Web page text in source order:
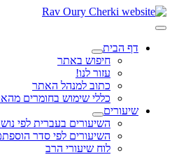
דף הבית
חיפוש באתר
עזור לנו!
כתוב למנהל האתר
כללי שימוש בחומרים
שיעורים
השיעורים בעברית לפי
השיעורים לפי סדר
לוח שיעורי הרב